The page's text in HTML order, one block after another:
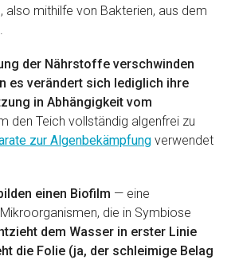
also mithilfe von Bakterien, aus dem
der Nährstoffe verschwinden
es verändert sich lediglich ihre
in Abhängigkeit vom
den Teich vollständig algenfrei zu
zur Algenbekämpfung verwendet
einen Biofilm — eine
die in Symbiose
dem Wasser in erster Linie
die Folie (ja, der schleimige Belag